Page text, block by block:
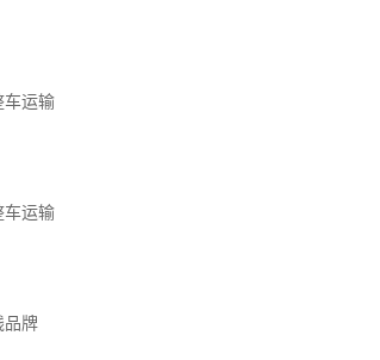
车运输
车运输
品牌